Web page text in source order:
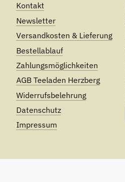
Kontakt
Newsletter
Versandkosten & Lieferung
Bestellablauf
Zahlungsmöglichkeiten
AGB Teeladen Herzberg
Widerrufsbelehrung
Datenschutz
Impressum